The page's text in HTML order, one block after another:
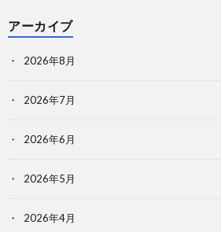
アーカイブ
2026年8月
2026年7月
2026年6月
2026年5月
2026年4月